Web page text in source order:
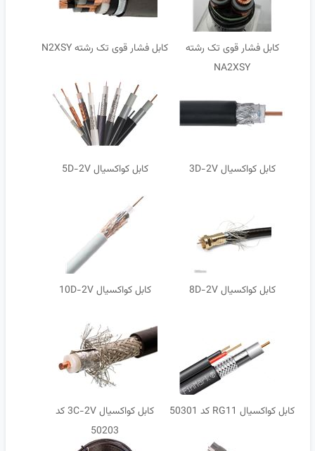
کابل فشار قوی تک رشته
NA2XSY
کابل فشار قوی تک رشته N2XSY
کابل کواکسیال 3D-2V کابل کواکسیال 5D-2V
کابل کواکسیال 8D-2V کابل کواکسیال 10D-2V
کابل کواکسیال RG11 کد 50301
کابل کواکسیال 3C-2V کد
50203